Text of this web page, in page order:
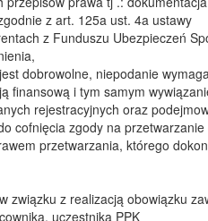
z art. 125a ust. 4a ustawy
z Funduszu Ubezpieczeń
dobrowolne, niepodanie
finansową i tym samym
rejestracyjnych oraz
cofnięcia zgody na
przetwarzania, którego
związku z realizacją obowiązku
uczestnika PPK